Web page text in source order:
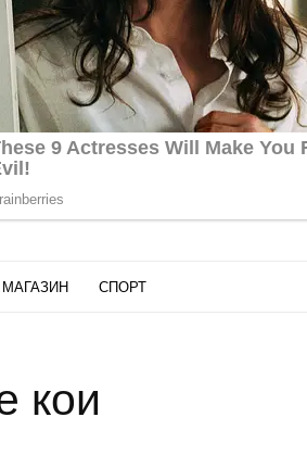
МАГАЗИН СПОРТ
кои